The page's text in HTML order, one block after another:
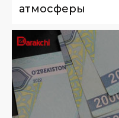
атмосферы